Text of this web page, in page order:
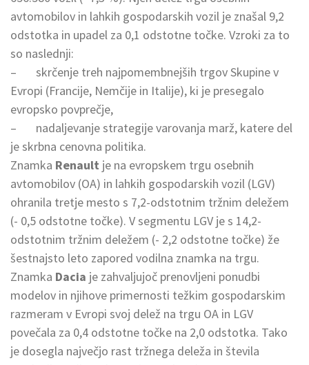
avtomobilov in lahkih gospodarskih vozil je znašal 9,2
odstotka in upadel za 0,1 odstotne točke. Vzroki za to
so naslednji:
– skrčenje treh najpomembnejših trgov Skupine v
Evropi (Francije, Nemčije in Italije), ki je presegalo
evropsko povprečje,
– nadaljevanje strategije varovanja marž, katere del
je skrbna cenovna politika.
Znamka Renault je na evropskem trgu osebnih
avtomobilov (OA) in lahkih gospodarskih vozil (LGV)
ohranila tretje mesto s 7,2-odstotnim tržnim deležem
(- 0,5 odstotne točke). V segmentu LGV je s 14,2-
odstotnim tržnim deležem (- 2,2 odstotne točke) že
šestnajsto leto zapored vodilna znamka na trgu.
Znamka Dacia je zahvaljujoč prenovljeni ponudbi
modelov in njihove primernosti težkim gospodarskim
razmeram v Evropi svoj delež na trgu OA in LGV
povečala za 0,4 odstotne točke na 2,0 odstotka. Tako
je dosegla največjo rast tržnega deleža in števila